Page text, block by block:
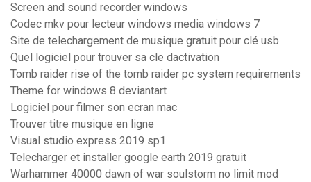
Screen and sound recorder windows
Codec mkv pour lecteur windows media windows 7
Site de telechargement de musique gratuit pour clé usb
Quel logiciel pour trouver sa cle dactivation
Tomb raider rise of the tomb raider pc system requirements
Theme for windows 8 deviantart
Logiciel pour filmer son ecran mac
Trouver titre musique en ligne
Visual studio express 2019 sp1
Telecharger et installer google earth 2019 gratuit
Warhammer 40000 dawn of war soulstorm no limit mod